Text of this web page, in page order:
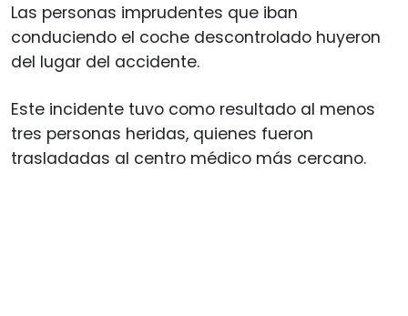
Las personas imprudentes que iban
conduciendo el coche descontrolado huyeron
del lugar del accidente.
Este incidente tuvo como resultado al menos
tres personas heridas, quienes fueron
trasladadas al centro médico más cercano.